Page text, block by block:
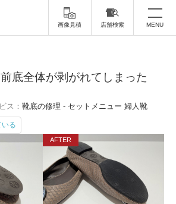
画像見積 店舗検索 MENU
いて
靴修理
靴磨き
時計修理・電池交換
底全体が剥がれてしまった
ス： 靴底の修理 - セットメニュー 婦人靴
る